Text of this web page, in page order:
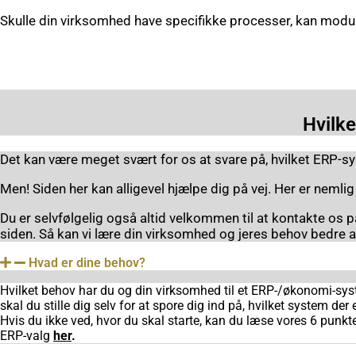
Skulle din virksomhed have specifikke processer, kan
Det kan være meget svært for os at svare på, hvilket ERP-
Men! Siden her kan alligevel hjælpe dig på vej. Her er
Du er selvfølgelig også altid velkommen til at kontakte os
siden. Så kan vi lære din virksomhed og jeres behov bedre
Hvad er dine behov?
Hvilket behov har du og din virksomhed til et ERP-/økonomi-
skal du stille dig selv for at spore dig ind på, hvilket system der
Hvis du ikke ved, hvor du skal starte, kan du læse vores 6
ERP-valg her.